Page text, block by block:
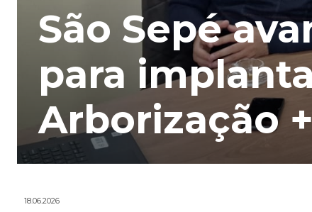
São Sepé
para
Arborização
18.06.2026